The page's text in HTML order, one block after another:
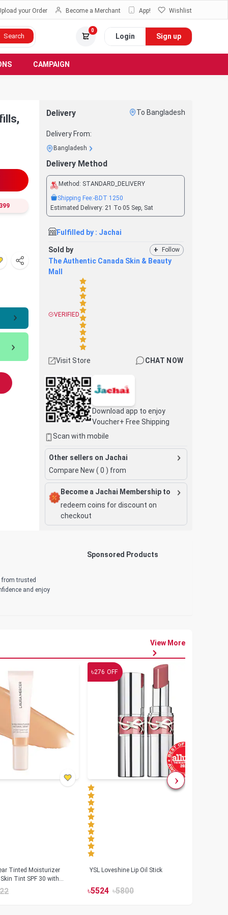
your Order Become a Merchant App! Wishlist
Search
0
Login Sign up
CAMPAIGN
Delivery To Bangladesh
Delivery From:
Bangladesh
Delivery Method
Method: STANDARD_DELIVERY
Shipping Fee:-BDT 1250
Estimated Delivery: 21 To 05 Sep, Sat
Fulfilled by : Jachai
Sold by + Follow
The Authentic Canada Skin & Beauty
Mall
VERIFIED
Visit Store CHAT NOW
Download app to enjoy
Voucher+ Free Shipping
Scan with mobile
Other sellers on Jachai
Compare New ( 0 ) from
Become a Jachai Membership to
redeem coins for discount on
checkout
from trusted
and enjoy
Sponsored Products
View More
Tinted Moisturizer
Tint SPF 30 with
৳276 OFF
YSL Loveshine Lip Oil Stick
৳5524 ৳5800